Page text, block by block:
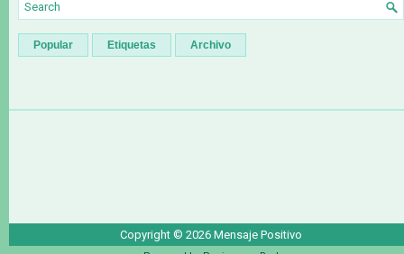
Popular Etiquetas Archivo
Copyright © 2026 Mensaje Positivo